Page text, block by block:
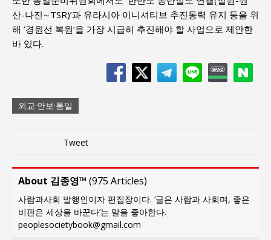
산-나진∼TSR)’과 유라시아 이니셔티브 추진동력 유지 등을 위
해 ’경원선 복원‘을 가장 시급히 추진해야 할 사업으로 제안한
바 있다.
외교·안보·통일
Tweet
About 김종영™ (975 Articles)
사람과사회 발행인이자 편집장이다. ‘글은 사람과 사회며, 좋은
비판은 세상을 바꾼다’는 말을 좋아한다.
peoplesocietybook@gmail.com